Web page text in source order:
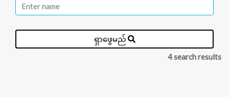
ရှာဖွေမည်
4 search results